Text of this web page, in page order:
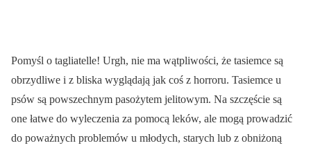
Pomyśl o tagliatelle! Urgh, nie ma wątpliwości, że tasiemce są
obrzydliwe i z bliska wyglądają jak coś z horroru. Tasiemce u
psów są powszechnym pasożytem jelitowym. Na szczęście są
one łatwe do wyleczenia za pomocą leków, ale mogą prowadzić
do poważnych problemów u młodych, starych lub z obniżoną